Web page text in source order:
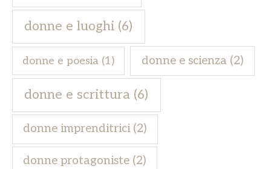
donne e luoghi (6)
donne e poesia (1) donne e scienza (2)
donne e scrittura (6)
donne imprenditrici (2)
donne protagoniste (2)